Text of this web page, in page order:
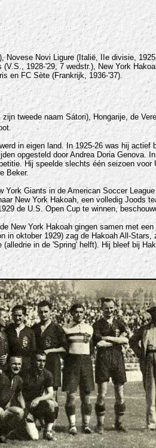
Novese NoviLigure (Italië, IIe divisie,
(V.S., 1928-'29, 7 wedstr.), New York
en FC Sète (Frankrijk, 1936-'37).
tweede naam Sátori), Hongarije, de
in eigen land. In 1925-26 was hij actief
opgesteld door Andrea Doria Genova. In
Hij speelde slechts één seizoen voor
Beker.
Giants in de American Soccer
New York Hakoah, een volledig Joods
de U.S. Open Cup te winnen,
New York Hakoah gingen samen met
oktober 1929) zag de Hakoah All-
in de 'Spring' helft). Hij bleef bij